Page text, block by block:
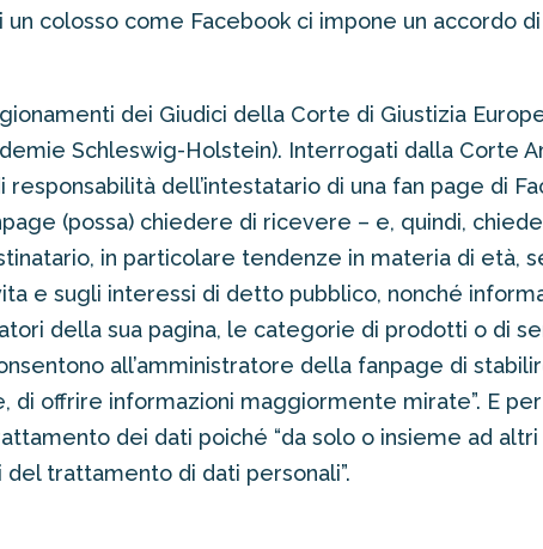
colosso come Facebook ci impone un accordo
dei Giudici della Corte di Giustizia
Schleswig-Holstein). Interrogati dalla Corte
dell’intestatario di una fan page di
(possa) chiedere di ricevere – e, quindi,
in particolare tendenze in materia di età,
e sugli interessi di detto pubblico, nonché
della sua pagina, le categorie di prodotti o di
all’amministratore della fanpage di
offrire informazioni maggiormente mirate”. E
dei dati poiché “da solo o insieme ad altri
trattamento di dati personali”.